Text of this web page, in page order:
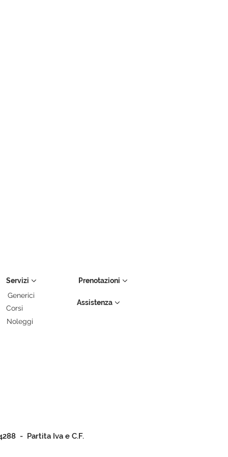
Servizi
Generici
Corsi
Noleggi
Prenotazioni
Assistenza
- Partita Iva e C.F.